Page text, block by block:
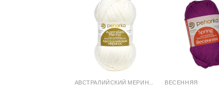
Добавить в
избранное.
ВЕСЕННЯЯ